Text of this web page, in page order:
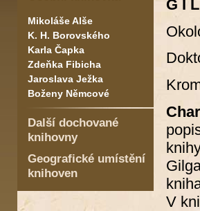
Mikoláše Alše
K. H. Borovského
Karla Čapka
Zdeňka Fibicha
Jaroslava Ježka
Boženy Němcové
Další dochované
knihovny
Geografické umístění
knihoven
G I
V